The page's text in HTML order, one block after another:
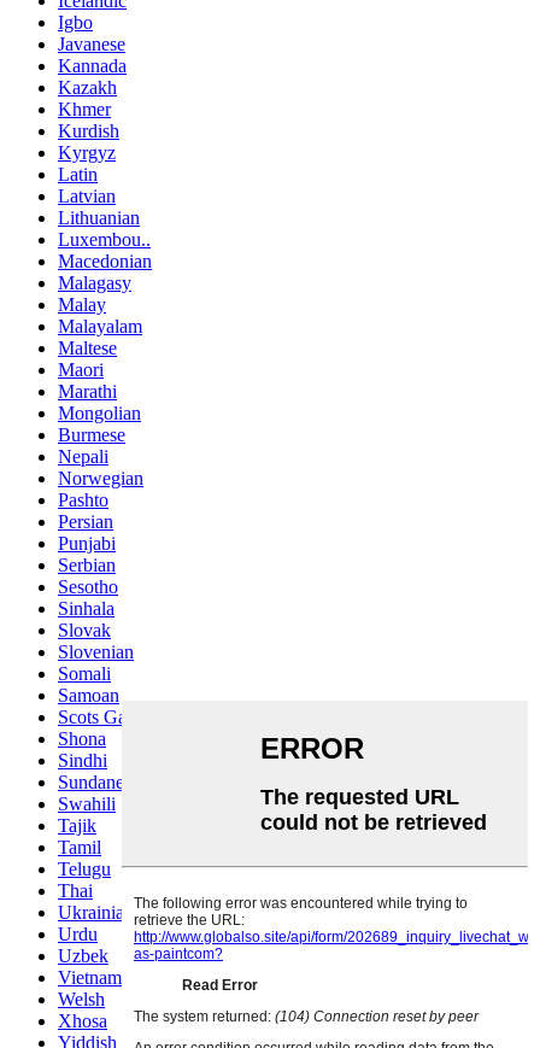
Igbo
Javanese
Kannada
Kazakh
Khmer
Kurdish
Kyrgyz
Latin
Latvian
Lithuanian
Luxembou..
Macedonian
Malagasy
Malay
Malayalam
Maltese
Maori
Marathi
Mongolian
Burmese
Nepali
Norwegian
Pashto
Persian
Punjabi
Serbian
Sesotho
Sinhala
Slovak
Slovenian
Somali
Samoan
Scots Gaelic
Shona
Sindhi
Sundanese
Swahili
Tajik
Tamil
Telugu
Thai
Ukrainian
Urdu
Uzbek
Vietnamese
Welsh
Xhosa
Yiddish